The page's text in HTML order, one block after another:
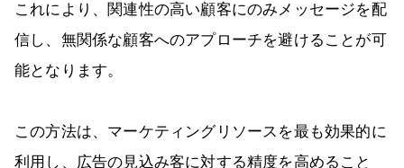
これにより、関連性の高い顧客にのみメッセージを配
信し、無関係な顧客へのアプローチを避けることが可
能となります。
この方法は、マーケティングリソースを最も効果的に
利用し、広告の見込み客に対する精度を高めること